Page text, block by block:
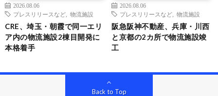
2026.08.06
プレスリリースなど
物流施設
CRE、埼玉・朝霞で同一エリ
ア内の物流施設2棟目開発に
本格着手
2026.08.06
プレスリリースなど
物流施設
阪急阪神不動産、兵庫・川西
と京都の2カ所で物流施設竣
工
Back to Top